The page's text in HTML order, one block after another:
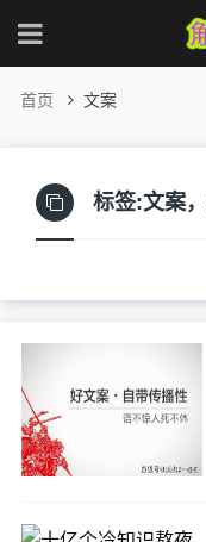
首页 文案
标签:文案，